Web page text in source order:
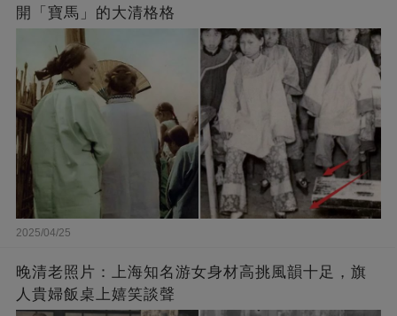
開「寶馬」的大清格格
2025/04/25
晚清老照片：上海知名游女身材高挑風韻十足，旗
人貴婦飯桌上嬉笑談聲